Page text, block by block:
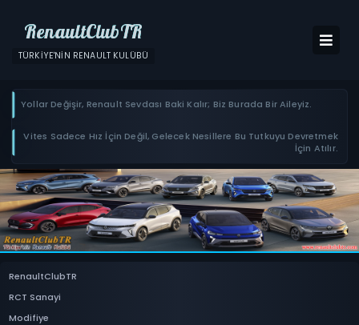
RenaultClubTR
TÜRKIYE'NIN RENAULT KULÜBÜ
Yollar Değişir, Renault Sevdası Baki Kalır; Biz Burada Bir Aileyiz.
Vites Sadece Hız İçin Değil, Gelecek Nesillere Bu Tutkuyu Devretmek
İçin Atılır.
RenaultClubTR
RCT Sanayi
Modifiye